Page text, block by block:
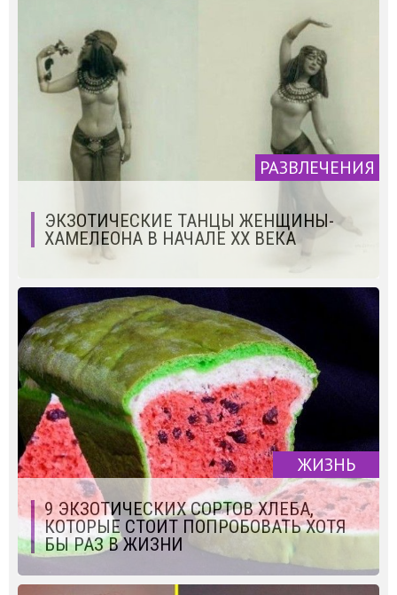
РАЗВЛЕЧЕНИЯ
ЭКЗОТИЧЕСКИЕ ТАНЦЫ ЖЕНЩИНЫ-
ХАМЕЛЕОНА В НАЧАЛЕ XX ВЕКА
ЖИЗНЬ
9 ЭКЗОТИЧЕСКИХ СОРТОВ ХЛЕБА,
КОТОРЫЕ СТОИТ ПОПРОБОВАТЬ ХОТЯ
БЫ РАЗ В ЖИЗНИ